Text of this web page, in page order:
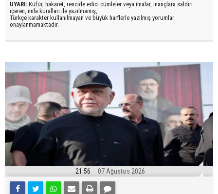
UYARI: Küfür, hakaret, rencide edici cümleler veya imalar, inançlara saldırı
içeren, imla kuralları ile yazılmamış,
Türkçe karakter kullanılmayan ve büyük harflerle yazılmış yorumlar
onaylanmamaktadır.
21:56 07 Ağustos 2026